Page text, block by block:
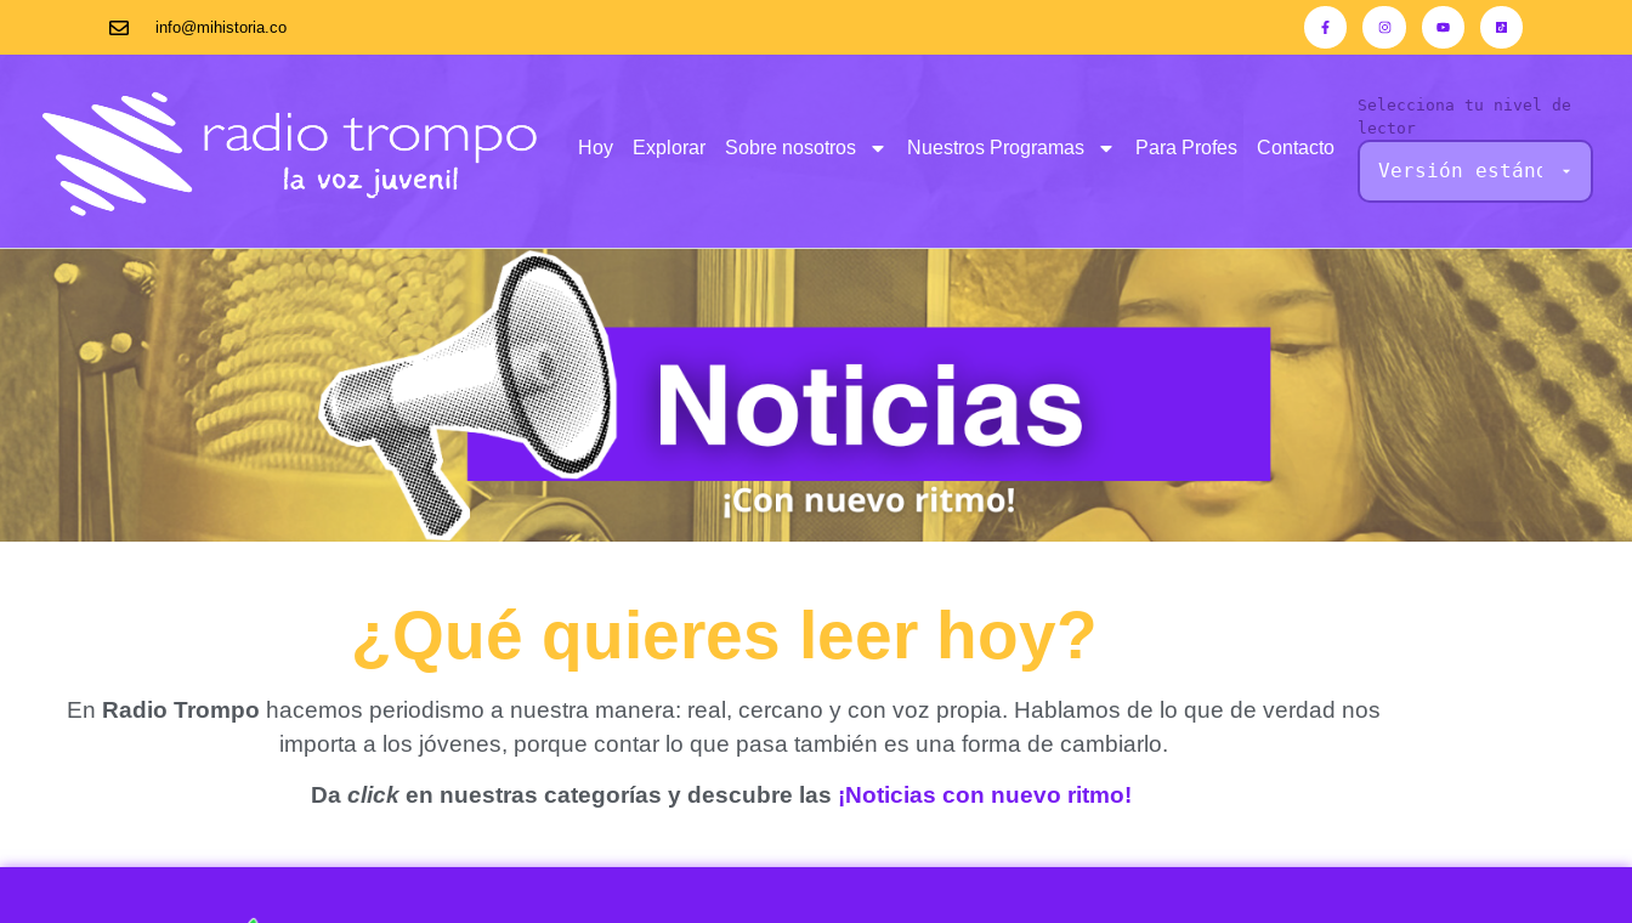
info@mihistoria.co
Hoy Explorar Sobre nosotros Nuestros Programas Para Profes Contacto
Selecciona tu nivel de
lector
¿Qué quieres leer hoy?
En Radio Trompo hacemos periodismo a nuestra manera: real, cercano y con voz propia. Hablamos de lo que de verdad nos
importa a los jóvenes, porque contar lo que pasa también es una forma de cambiarlo.
Da clicken nuestras categorías y descubre las ¡Noticias con nuevo ritmo!